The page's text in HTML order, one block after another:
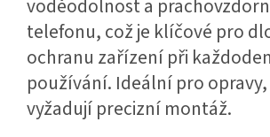
voděodolnost a
telefonu, což je klíčové pro
ochranu zařízení při
používání. Ideální pro
vyžadují precizní montáž.